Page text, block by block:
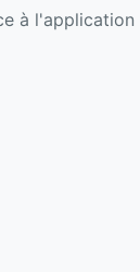
à l'application